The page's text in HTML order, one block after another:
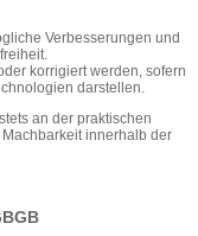
Verbesserungen und
korrigiert werden, sofern
darstellen.
an der praktischen
innerhalb der